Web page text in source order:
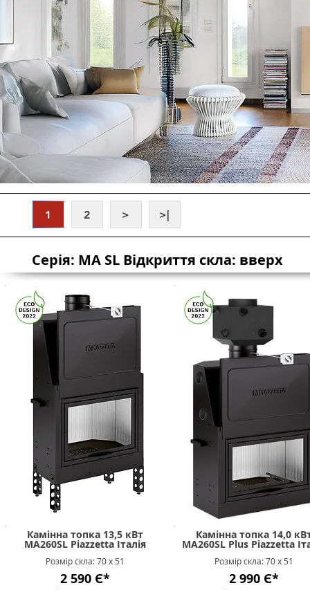
1 2 > >|
Серія: MA SL Відкриття скла: вверх
Камінна топка 13,5 кВт
MA260SL Piazzetta Італія
Розмір скла: 70 х 51
2 590 Є*
Камінна топка 14,0
MA260SL Plus Piazzetta
Розмір скла: 70 х 51
2 990 Є*